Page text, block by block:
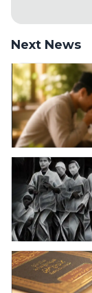
Next News